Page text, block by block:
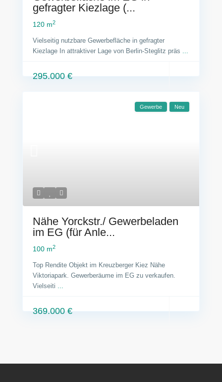
gefragter Kiezlage (...
120 m2
Vielseitig nutzbare Gewerbefläche in gefragter
Kiezlage In attraktiver Lage von Berlin-Steglitz präs ...
295.000 €
Gewerbe Neu
Nähe Yorckstr./ Gewerbeladen
im EG (für Anle...
100 m2
Top Rendite Objekt im Kreuzberger Kiez Nähe
Viktoriapark. Gewerberäume im EG zu verkaufen.
Vielseiti ...
369.000 €